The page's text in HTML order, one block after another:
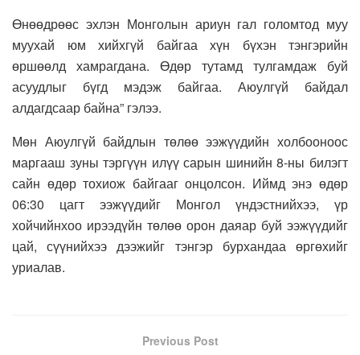
Өнөөдрөөс эхлэн Монголын ариун гал голомтод муу
муухай юм хийхгүй байгаа хүн бүхэн тэнгэрийн
өршөөлд хамрагдана. Өдөр тутамд тулгамдаж буй
асуудлыг бүгд мэдэж байгаа. Аюулгүй байдал
алдагдсаар байна” гэлээ.
Мөн Аюулгүй байдлын төлөө ээжүүдийн холбооноос
маргааш зуны тэргүүн илүү сарын шинийн 8-ны билэгт
сайн өдөр тохиож байгааг онцолсон. Иймд энэ өдөр
06:30 цагт ээжүүдийг Монгол үндэстнийхээ, үр
хойчийнхоо ирээдүйн төлөө орон даяар буй ээжүүдийг
цай, сүүнийхээ дээжийг тэнгэр бурхандаа өргөхийг
уриалав.
Previous Post